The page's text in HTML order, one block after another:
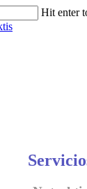
Hit enter